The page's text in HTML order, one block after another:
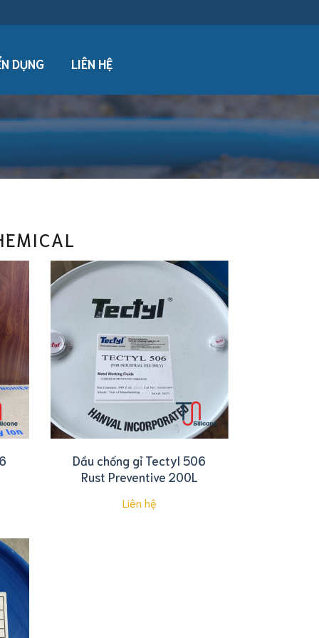
DỤNG LIÊN HỆ
Dầu chống gỉ Tectyl 506
Rust Preventive 200L
Liên hệ